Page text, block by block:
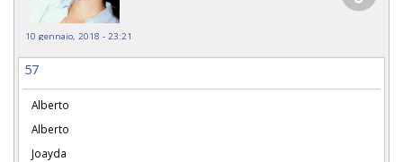
10 gennaio, 2018 - 23:21
57
Alberto
Alberto
Joayda